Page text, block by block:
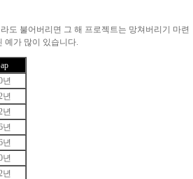
도 불어버리면 그 해 프로젝트는 망쳐버리기 마련
예가 많이 있습니다.
년
년
년
년
년
년
년